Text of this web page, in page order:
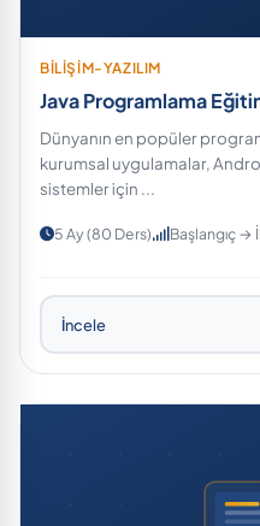
BİLİŞİM-YAZILIM
Java Programlama
Dünyanın en popüler
kurumsal uygulamalar,
sistemler için ...
5 Ay (80 Ders) Başlangıç →
İncele